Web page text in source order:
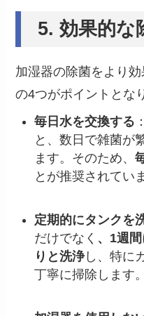
5. 効果的な
加湿器の除菌をより
の4つがポイントとな
毎日水を交換する
と、数日で雑菌が
ます。そのため、
とが推奨されてい
定期的にタンクを
だけでなく 、1週
りと洗浄し、特に
丁寧に掃除します。